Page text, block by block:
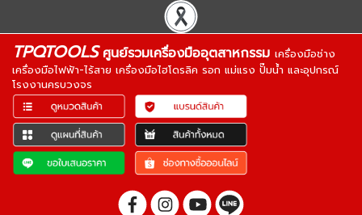
TPQTOOLSศูนย์รวมเครื่องมืออุตสาหกรรม เครื่องมือช่าง
เครื่องมือไฟฟ้า-ไร้สาย เครื่องมือไฮโดรลิค รอก แม่แรง ปั๊มน้ำ และอุปกรณ์
โรงงานครบวงจร